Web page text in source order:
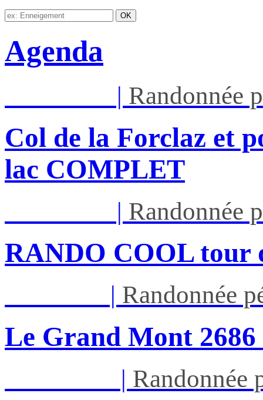
Agenda
| Randonnée
Col de la Forclaz et
lac COMPLET
| Randonnée
RANDO COOL tour
| Randonnée
Le Grand Mont
| Randonnée